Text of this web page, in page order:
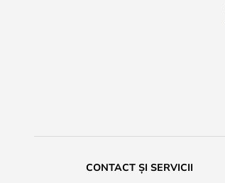
CONTACT ȘI SERVICII